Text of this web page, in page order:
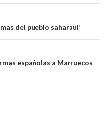
del pueblo saharaui’
españolas a Marruecos